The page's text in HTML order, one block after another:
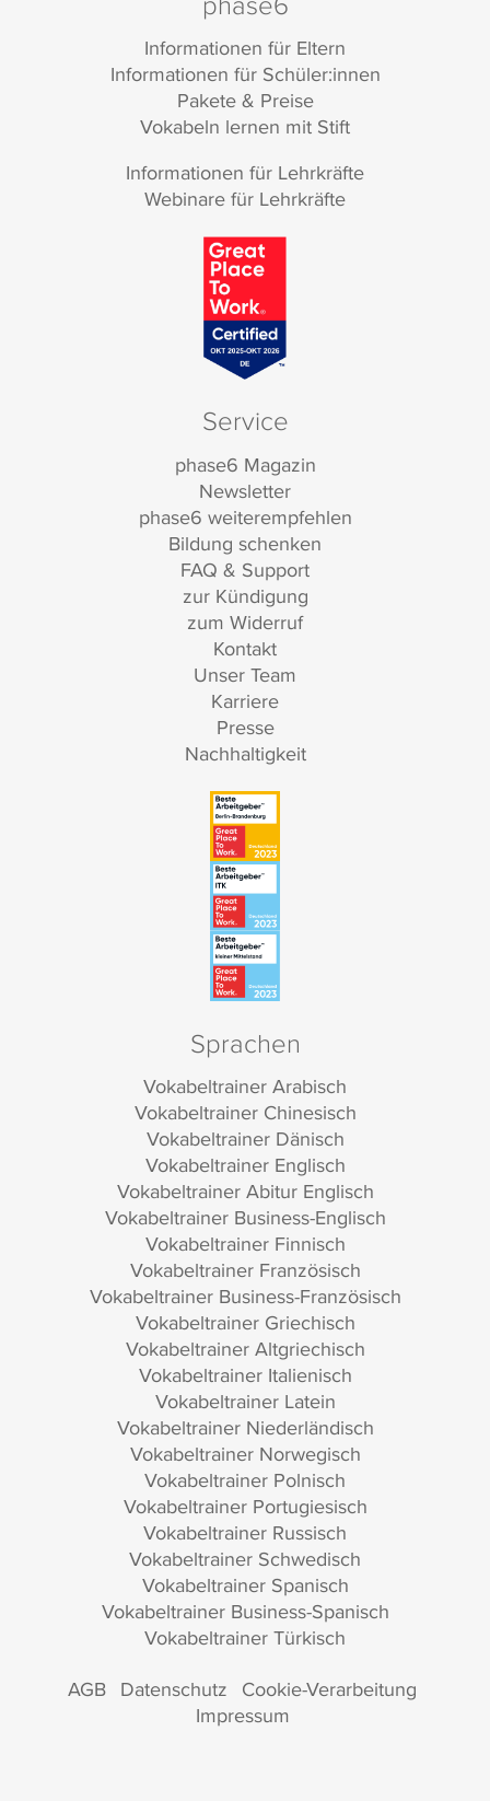
Informationen für Eltern
Informationen für Schüler:innen
Pakete & Preise
Vokabeln lernen mit Stift
Informationen für Lehrkräfte
Webinare für Lehrkräfte
Service
phase6 Magazin
Newsletter
phase6 weiterempfehlen
Bildung schenken
FAQ & Support
zur Kündigung
zum Widerruf
Kontakt
Unser Team
Karriere
Presse
Nachhaltigkeit
Sprachen
Vokabeltrainer Arabisch
Vokabeltrainer Chinesisch
Vokabeltrainer Dänisch
Vokabeltrainer Englisch
Vokabeltrainer Abitur Englisch
Vokabeltrainer Business-Englisch
Vokabeltrainer Finnisch
Vokabeltrainer Französisch
Vokabeltrainer Business-Französisch
Vokabeltrainer Griechisch
Vokabeltrainer Altgriechisch
Vokabeltrainer Italienisch
Vokabeltrainer Latein
Vokabeltrainer Niederländisch
Vokabeltrainer Norwegisch
Vokabeltrainer Polnisch
Vokabeltrainer Portugiesisch
Vokabeltrainer Russisch
Vokabeltrainer Schwedisch
Vokabeltrainer Spanisch
Vokabeltrainer Business-Spanisch
Vokabeltrainer Türkisch
AGB Datenschutz Cookie-Verarbeitung
Impressum